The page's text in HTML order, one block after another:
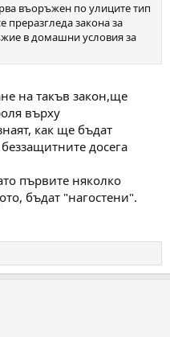
въоръжен по улиците тип
закона за
в домашни условия за
на такъв закон,ще
върху
как ще бъдат
досега
първите няколко
бъдат "нагостени".